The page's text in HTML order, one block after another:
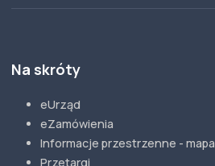
Na skróty
eUrząd
eZamówienia
Informacje przestrzenne - mapa
Przetargi